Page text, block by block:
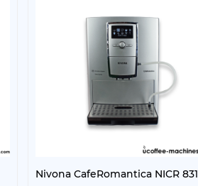
Nivona CafeRomantica NICR 831